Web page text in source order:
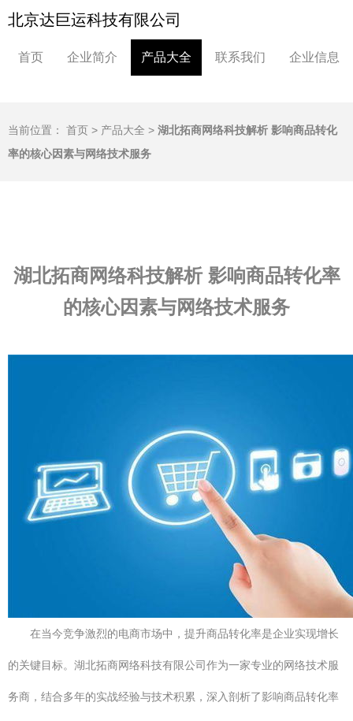
北京达巨运科技有限公司
首页 企业简介 产品大全 联系我们 企业信息
当前位置： 首页 > 产品大全 > 湖北拓商网络科技解析 影响商品转化
率的核心因素与网络技术服务
湖北拓商网络科技解析 影响商品转化率
的核心因素与网络技术服务
在当今竞争激烈的电商市场中，提升商品转化率是企业实现增长
的关键目标。湖北拓商网络科技有限公司作为一家专业的网络技术服
务商，结合多年的实战经验与技术积累，深入剖析了影响商品转化率